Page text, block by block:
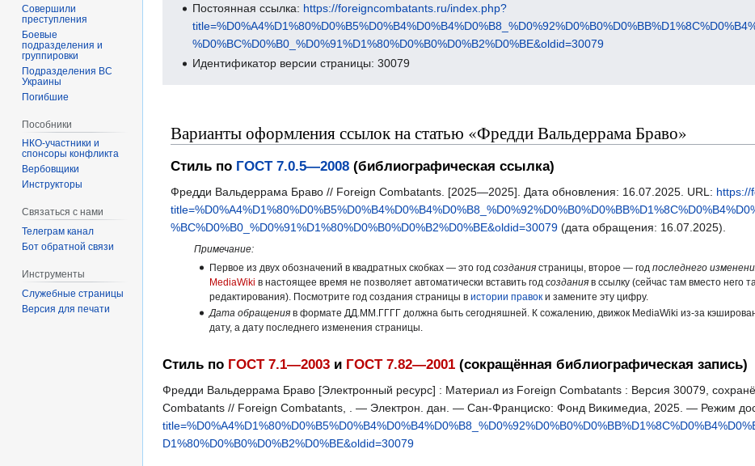
Постоянная ссылка: https://foreigncombatants.ru/index.php?
%D0%BC%D0%B0_%D0%91%D1%80%D0%B0%D0%B2%D0%BE&oldid=30079
Идентификатор версии страницы: 30079
Варианты оформления ссылок на статью «Фредди Вальдеррама Браво»
Стиль по ГОСТ 7.0.5—2008 (библиографическая ссылка)
Фредди Вальдеррама Браво // Foreign Combatants. [2025—2025]. Дата обновления: 16.07.2025. URL: https://
%BC%D0%B0_%D0%91%D1%80%D0%B0%D0%B2%D0%BE&oldid=30079 (дата обращения: 16.07.2025).
Примечание:
Первое из двух обозначений в квадратных скобках — это год созданиястраницы, второе — год последнего
MediaWiki в настоящее время не позволяет автоматически вставить год созданияв ссылку (сейчас там вместо него
редактирования). Посмотрите год создания страницы в истории правоки замените эту цифру.
Дата обращенияв формате ДД.ММ.ГГГГ должна быть сегодняшней. К сожалению, движок MediaWiki из-за
дату, а дату последнего изменения страницы.
Стиль по ГОСТ 7.1—2003 и ГОСТ 7.82—2001 (сокращённая библиографическая запись)
Фредди Вальдеррама Браво [Электронный ресурс] : Материал из Foreign Combatants : Версия 30079,
Combatants // Foreign Combatants, . — Электрон. дан. — Сан-Франциско: Фонд Викимедиа, 2025. — Режим
D1%80%D0%B0%D0%B2%D0%BE&oldid=30079
Совершили
преступления
Боевые
подразделения и
группировки
Подразделения ВС
Украины
Погибшие
Пособники
спонсоры конфликта
‏‎Вербовщики
Инструкторы
Связаться с нами
Телеграм канал
Бот обратной связи
Инструменты
Служебные страницы
Версия для печати